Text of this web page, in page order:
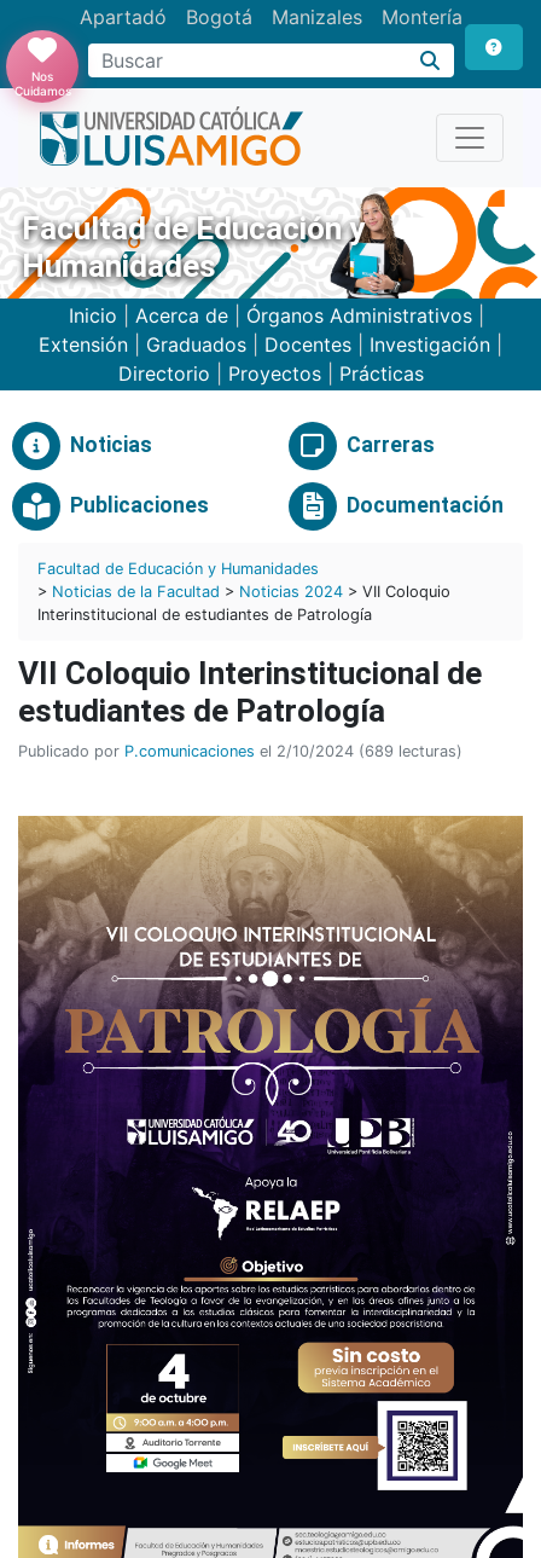
Apartadó Bogotá Manizales Montería
Buscar
Nos
Cuidamos
Facultad de Educación y
Humanidades
Inicio Acerca de Órganos Administrativos
Extensión
Graduados Docentes Investigación
Directorio
Proyectos| Prácticas
Noticias Carreras
Publicaciones Documentación
Facultad de Educación y Humanidades
> Noticias de la Facultad > Noticias 2024 > VII Coloquio
Interinstitucional de estudiantes de Patrología
VII Coloquio Interinstitucional de
estudiantes de Patrología
Publicado por P.comunicaciones el 2/10/2024 (689 lecturas)